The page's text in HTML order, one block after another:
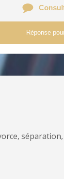
Réponse